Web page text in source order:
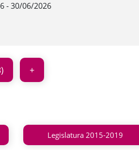
- 30/06/2026
Legislatura 2015-2019